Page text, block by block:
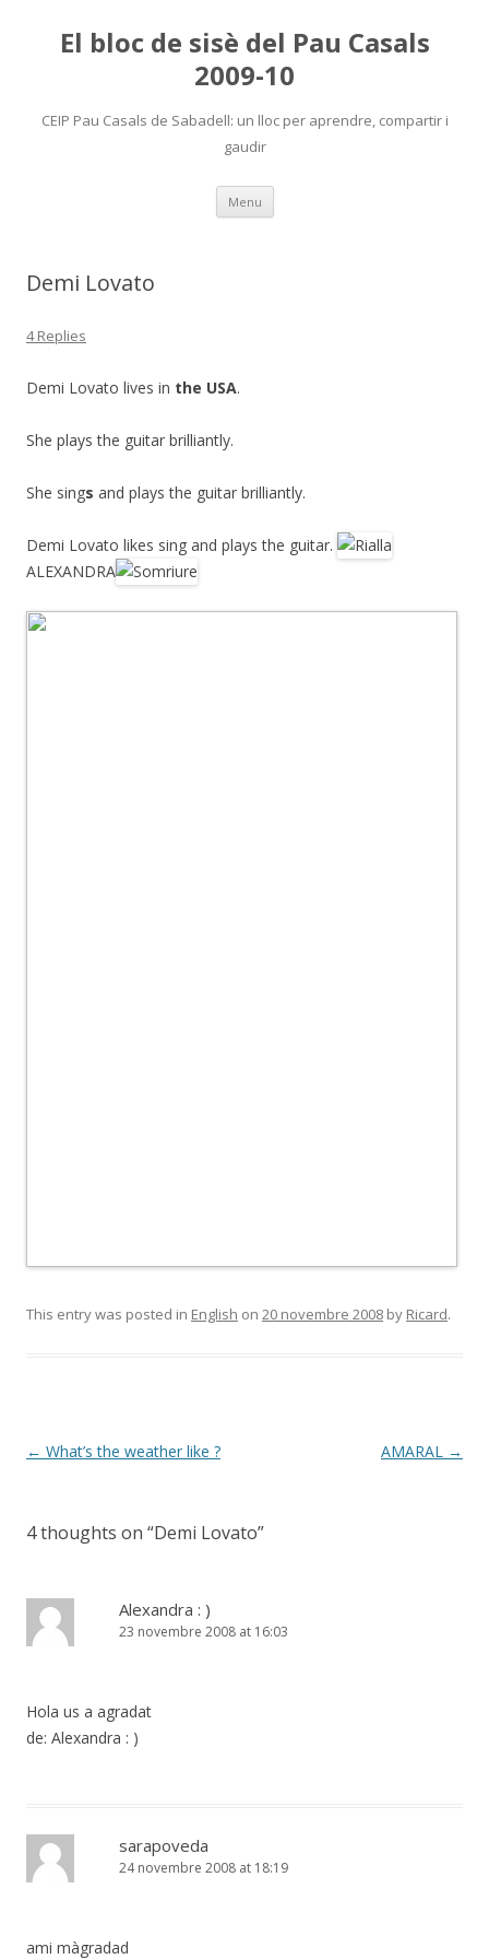
El bloc de sisè del Pau Casals
2009-10
CEIP Pau Casals de Sabadell: un lloc per aprendre, compartir i
gaudir
Menu Skip
content
Demi Lovato
4 Replies
Demi Lovato lives in the USA.
She plays the guitar brilliantly.
She sings and plays the guitar brilliantly.
Demi Lovato likes sing and plays the guitar.
ALEXANDRA
This entry was posted in English on 20 novembre 2008 by Ricard.
Post
← What’s the weather like ? AMARAL →
4 thoughts on “Demi Lovato”
Alexandra : )
23 novembre 2008 at 16:03
Hola us a agradat
de: Alexandra : )
sarapoveda
24 novembre 2008 at 18:19
ami màgradad